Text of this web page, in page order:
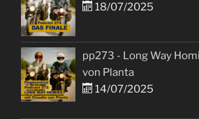
18/07/2025
pp273 - Long Way
von Planta
14/07/2025